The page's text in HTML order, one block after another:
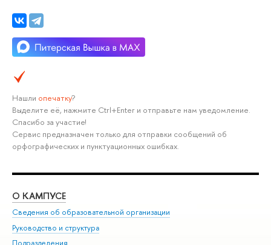
Нашли опечатку?
Выделите её, нажмите Ctrl+Enter и отправьте нам уведомление.
Спасибо за участие!
Сервис предназначен только для отправки сообщений об
орфографических и пунктуационных ошибках.
О КАМПУСЕ
Сведения об образовательной организации
Руководство и структура